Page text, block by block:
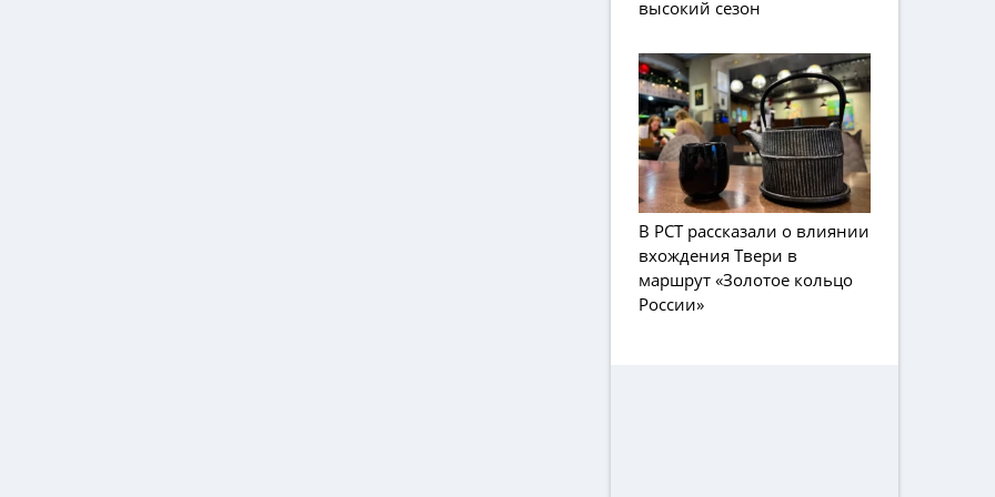
высокий сезон
В РСТ рассказали о влиянии
вхождения Твери в
маршрут «Золотое кольцо
России»